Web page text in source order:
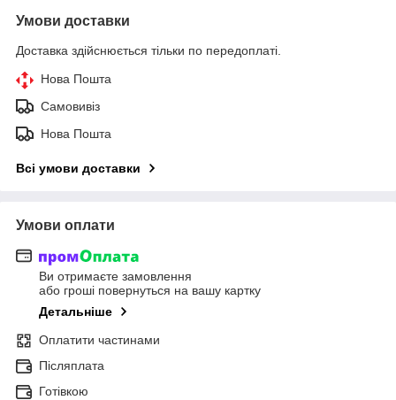
Умови доставки
Доставка здійснюється тільки по передоплаті.
Нова Пошта
Самовивіз
Нова Пошта
Всі умови доставки
Умови оплати
Ви отримаєте замовлення
або гроші повернуться на вашу картку
Детальніше
Оплатити частинами
Післяплата
Готівкою